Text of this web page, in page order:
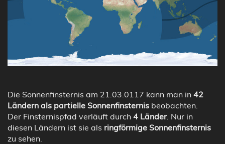
Die Sonnenfinsternis am 21.03.0117 kann man in 42
Ländern als partielle Sonnenfinsternis beobachten.
Der Finsternispfad verläuft durch 4 Länder. Nur in
diesen Ländern ist sie als ringförmige Sonnenfinsternis
zu sehen.